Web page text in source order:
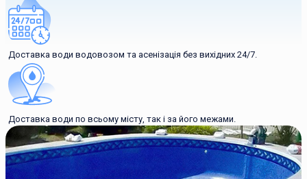
Доставка води водовозом та асенізація без вихідних 24/7.
Доставка води по всьому місту, так і за його межами.